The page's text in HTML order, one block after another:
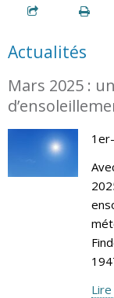
Actualités
Mars 2025 :